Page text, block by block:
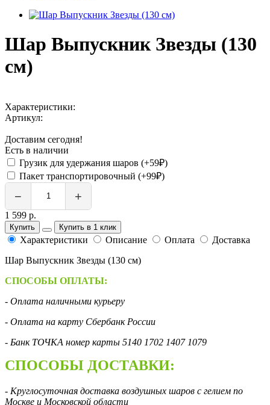
Шар Выпускник Звезды (130
см)
Характеристики:
Артикул:
Доставим сегодня!
Есть в наличии
Грузик для удержания шаров (+59₽)
Пакет транспортировочный (+99₽)
− +
1 599 р.
Купить Купить в 1 клик
Характеристики Описание Оплата
Доставка
Шар Выпускник Звезды (130 см)
СПОСОБЫ ОПЛАТЫ:
- Оплата наличными курьеру
- Оплата на карту Сбербанк России
- Банк ТОЧКА номер карты 5140 1702 1407 1079
СПОСОБЫ ДОСТАВКИ:
- Круглосуточная доставка воздушных шаров с гелием по
Москве и Московской области